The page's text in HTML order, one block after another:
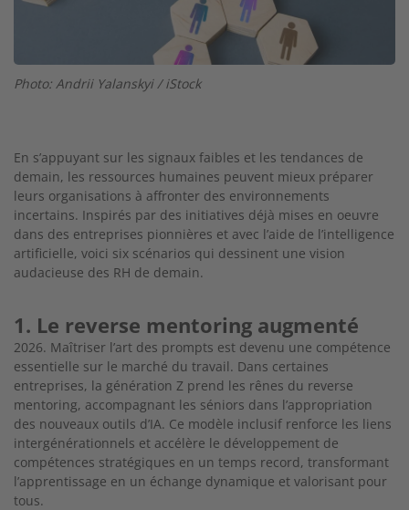
Photo: Andrii Yalanskyi / iStock
En s’appuyant sur les signaux faibles et les tendances de
demain, les ressources humaines peuvent mieux préparer
leurs organisations à affronter des environnements
incertains. Inspirés par des initiatives déjà mises en oeuvre
dans des entreprises pionnières et avec l’aide de l’intelligence
artificielle, voici six scénarios qui dessinent une vision
audacieuse des RH de demain.
1. Le reverse mentoring augmenté
2026. Maîtriser l’art des prompts est devenu une compétence
essentielle sur le marché du travail. Dans certaines
entreprises, la génération Z prend les rênes du reverse
mentoring, accompagnant les séniors dans l’appropriation
des nouveaux outils d’IA. Ce modèle inclusif renforce les liens
intergénérationnels et accélère le développement de
compétences stratégiques en un temps record, transformant
l’apprentissage en un échange dynamique et valorisant pour
tous.